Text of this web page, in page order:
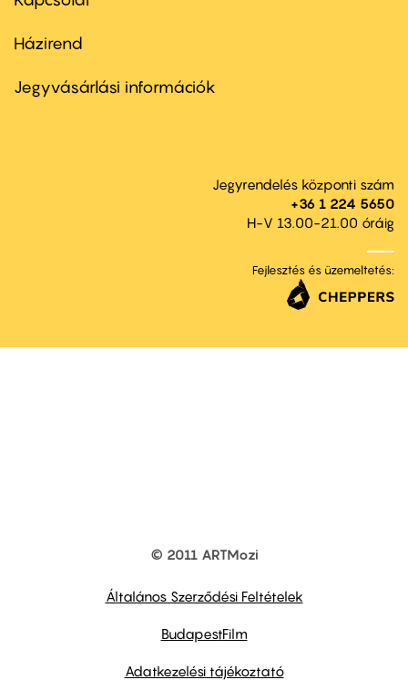
Footer
second
Házirend
Jegyvásárlási információk
Jegyrendelés központi szám
+36 1 224 5650
H-V 13.00-21.00 óráig
Fejlesztés és üzemeltetés:
© 2011 ARTMozi
Általános Szerződési Feltételek
BudapestFilm
Adatkezelési tájékoztató